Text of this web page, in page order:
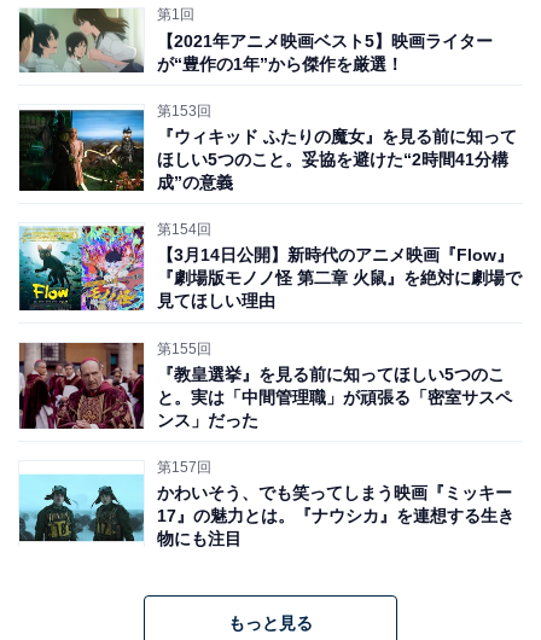
第1回
【2021年アニメ映画ベスト5】映画ライター
が“豊作の1年”から傑作を厳選！
第153回
『ウィキッド ふたりの魔女』を見る前に知って
ほしい5つのこと。妥協を避けた“2時間41分構
成”の意義
第154回
【3月14日公開】新時代のアニメ映画『Flow』
『劇場版モノノ怪 第二章 火鼠』を絶対に劇場で
見てほしい理由
第155回
『教皇選挙』を見る前に知ってほしい5つのこ
と。実は「中間管理職」が頑張る「密室サスペ
ンス」だった
第157回
かわいそう、でも笑ってしまう映画『ミッキー
17』の魅力とは。『ナウシカ』を連想する生き
物にも注目
もっと見る